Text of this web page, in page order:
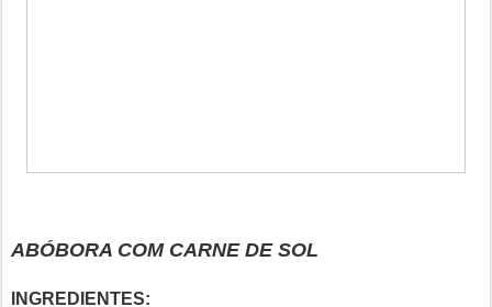
ABÓBORA COM CARNE DE SOL
INGREDIENTES: